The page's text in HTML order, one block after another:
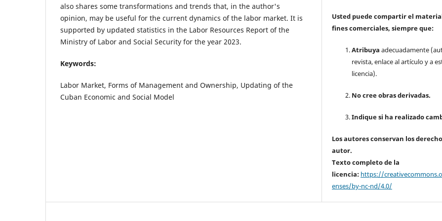
also shares some transformations and trends that, in the author's
opinion, may be useful for the current dynamics of the labor market. It is
supported by updated statistics in the Labor Resources Report of the
Ministry of Labor and Social Security for the year 2023.
Keywords:
Labor Market, Forms of Management and Ownership, Updating of the
Cuban Economic and Social Model
Usted puede compartir el
fines comerciales, siempre que:
Atribuya adecuadamente
revista, enlace al artículo y a
licencia).
No cree obras derivadas.
Indique si ha realizado
Los autores conservan los
autor.
Texto completo de la
licencia: https://
enses/by-nc-nd/4.0/